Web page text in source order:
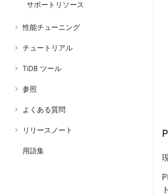
サポートリソース
性能チューニング
チュートリアル
TiDB ツール
参照
よくある質問
リリースノート
用語集